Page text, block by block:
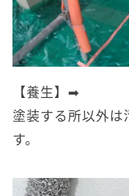
【養生】➡
塗装する所以外は
す。